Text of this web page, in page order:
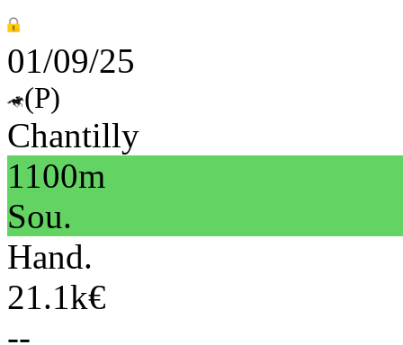
01/09/25
(P)
Chantilly
1100m
Sou.
Hand.
21.1k€
--